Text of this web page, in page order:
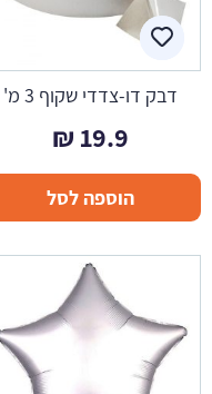
דבק דו-צדדי שקוף 3 מ'
19.9
₪
הוספה לסל